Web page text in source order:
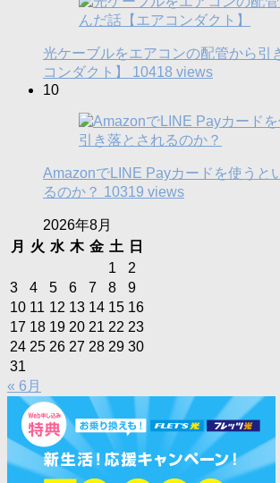
光ケーブルをエアコンの配管から引
コンダクト】 10418 views
10
AmazonでLINE Payカードを使うと
るのか？ 10319 views
2026年8月
月
火 水 木 金 土
日
1
2
3
4 5 6 7 8
9
10 11 12 13 14 15 16
17 18 19 20 21 22 23
24 25 26 27 28 29 30
31
« 6月